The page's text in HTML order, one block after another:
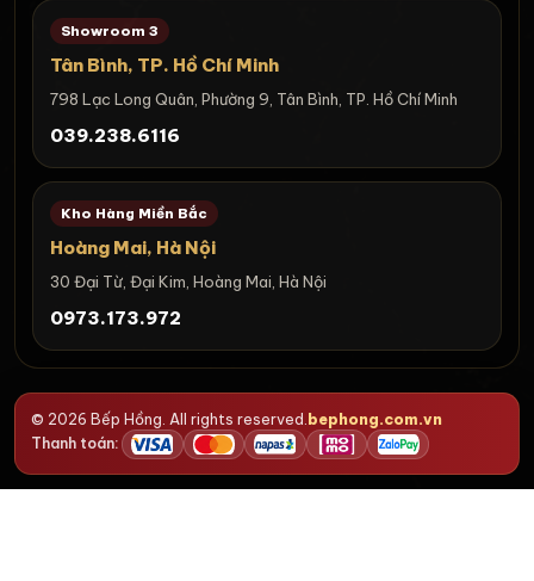
Showroom 3
Tân Bình, TP. Hồ Chí Minh
798 Lạc Long Quân, Phường 9, Tân Bình, TP. Hồ Chí Minh
039.238.6116
Kho Hàng Miền Bắc
Hoàng Mai, Hà Nội
30 Đại Từ, Đại Kim, Hoàng Mai, Hà Nội
0973.173.972
© 2026 Bếp Hồng. All rights reserved. bephong.com.vn
Thanh toán: